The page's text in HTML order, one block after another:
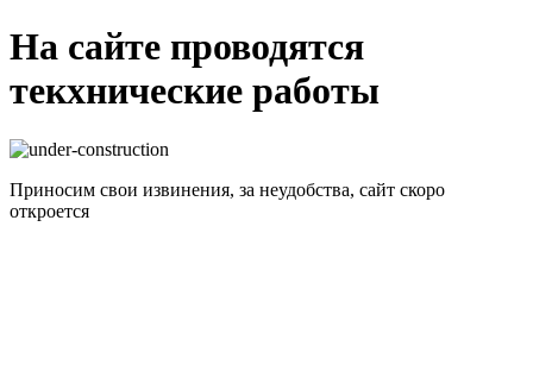
На сайте проводятся
текхнические работы
Приносим свои извинения, за неудобства, сайт скоро
откроется